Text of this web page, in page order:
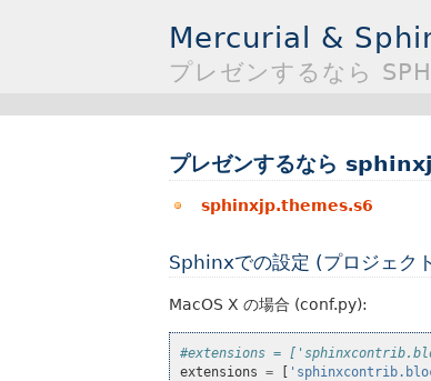
Mercurial &
プレゼンするなら
プレゼンするなら
sphinxjp.themes.s6
Sphinxでの設定 (プロジェク
MacOS X の場合 (conf.py):
#extensions =
extensions = [